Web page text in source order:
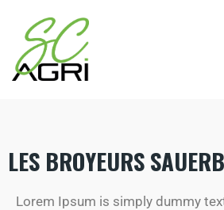
LES BROYEURS
Lorem Ipsum is simply dummy